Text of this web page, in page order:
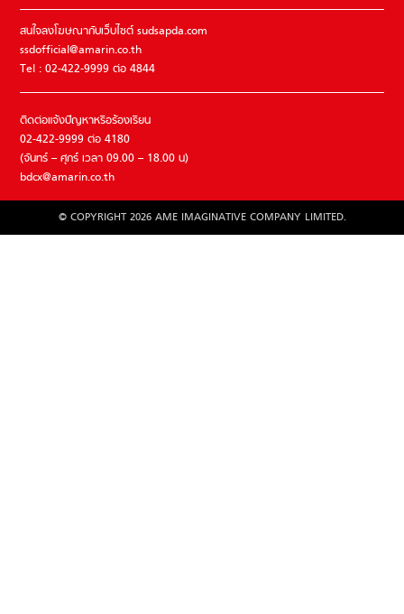
สนใจลงโฆษณากับเว็บไซต์ sudsapda.com
ssdofficial@amarin.co.th
Tel : 02-422-9999 ต่อ 4844
ติดต่อแจ้งปัญหาหรือร้องเรียน
02-422-9999 ต่อ 4180
(จันทร์ – ศุกร์ เวลา 09.00 – 18.00 น)
bdcx@amarin.co.th
© COPYRIGHT 2026 AME IMAGINATIVE COMPANY LIMITED.